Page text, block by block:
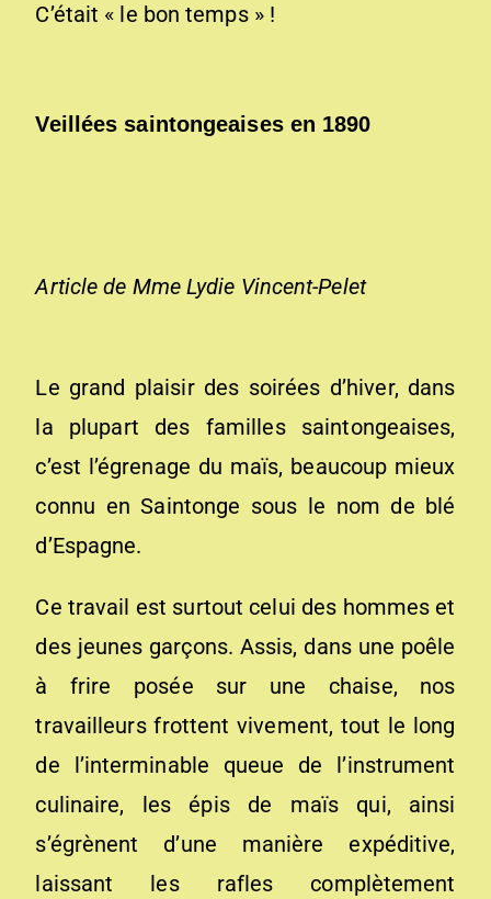
C’était « le bon temps » !
Veillées saintongeaises en 1890
Article de Mme Lydie Vincent-Pelet
Le grand plaisir des soirées d’hiver, dans
la plupart des familles saintongeaises,
c’est l’égrenage du maïs, beaucoup mieux
connu en Saintonge sous le nom de blé
d’Espagne.
Ce travail est surtout celui des hommes et
des jeunes garçons. Assis, dans une poêle
à frire posée sur une chaise, nos
travailleurs frottent vivement, tout le long
de l’interminable queue de l’instrument
culinaire, les épis de maïs qui, ainsi
s’égrènent d’une manière expéditive,
laissant les rafles complètement